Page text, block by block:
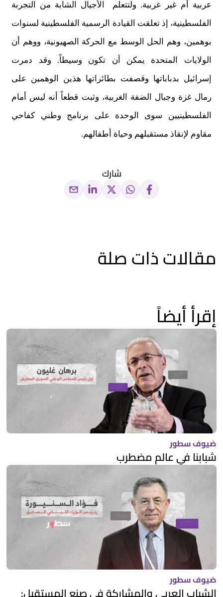
عربية أم غير عربية. ولتتعلم الأجيال الشابة من التجربة
الفلسطينية، إذ تعلقت القيادة الرسمية الفلسطينية لسنوات
بوهمين، وهم الحل الوسط مع الحركة الصهيونية، ووهم أن
الولايات المتحدة يمكن أن تكون وسيطاً. وقد دمرت
إسرائيل بدباباتها وقصفت بطائراتها هذين الوهمين على
رمال غزة وجبال الضفة الغربية، وثبت قطعاً أنه ليس أمام
الفلسطينيين سوى الوحدة على برنامج وطني كفاحي
مقاوم لإنقاذ مستقبلهم وحياة أطفالهم.
شارك
مقالات ذات صلة
إقرأ أيضاً
ضيوف سطور
شبابنا في عالم مضطرب
ضيوف سطور